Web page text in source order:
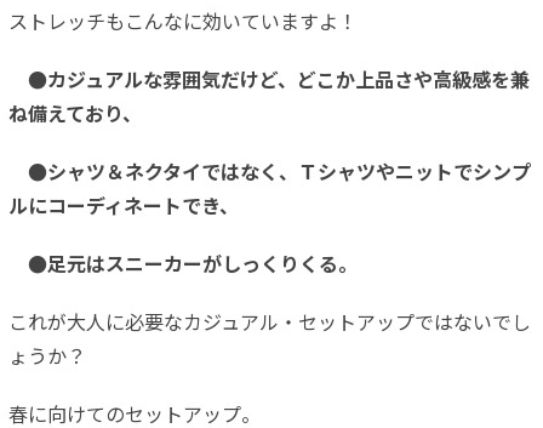
ストレッチもこんなに効いていますよ！
●カジュアルな雰囲気だけど、どこか上品さや高級感を兼
ね備えており、
●シャツ＆ネクタイではなく、Ｔシャツやニットでシンプ
ルにコーディネートでき、
●足元はスニーカーがしっくりくる。
これが大人に必要なカジュアル・セットアップではないでし
ょうか？
春に向けてのセットアップ。